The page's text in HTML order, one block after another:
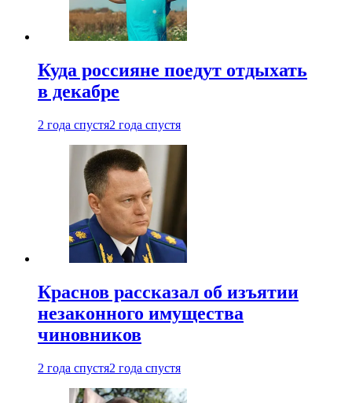
Куда россияне поедут отдыхать
в декабре
2 года спустя2 года спустя
Краснов рассказал об изъятии
незаконного имущества
чиновников
2 года спустя2 года спустя